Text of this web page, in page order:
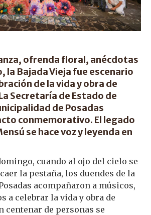
ofrenda floral, anécdotas
la Bajada Vieja fue escenario
de la vida y obra de
Secretaría de Estado de
de Posadas
conmemorativo. El legado
se hace voz y leyenda en
cuando al ojo del cielo se
la pestaña, los duendes de la
acompañaron a músicos,
a celebrar la vida y obra de
centenar de personas se